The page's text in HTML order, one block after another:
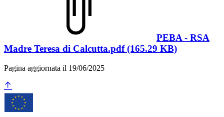
PEBA - RSA
Madre Teresa di Calcutta.pdf (165.29 KB)
Pagina aggiornata il 19/06/2025